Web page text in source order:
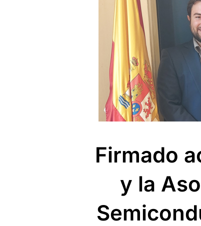
Firmado
y la